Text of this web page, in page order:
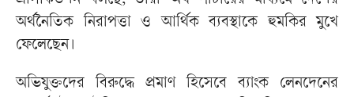
অর্থনৈতিক নিরাপত্তা ও আর্থিক ব্যবস্থাকে হুমকির মুখে
ফেলেছেন।
অভিযুক্তদের বিরুদ্ধে প্রমাণ হিসেবে ব্যাংক লেনদেনের